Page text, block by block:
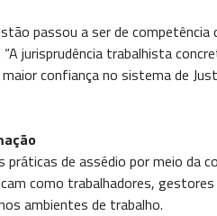
passou a ser de
jurisprudência trabalhista
confiança no sistema de
de assédio por meio da
como trabalhadores,
ambientes de trabalho.